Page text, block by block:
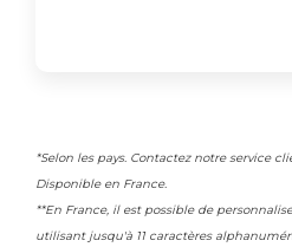
*Selon les pays. Contactez notre service
Disponible en France.
**En France, il est possible de
utilisant jusqu'à 11 caractères